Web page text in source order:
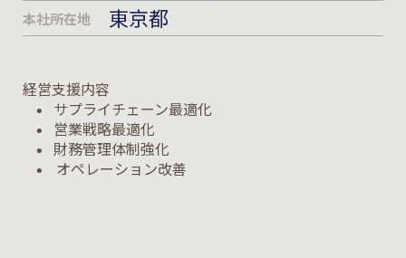
本社所在地 東京都
経営支援内容
• サプライチェーン最適化
• 営業戦略最適化
• 財務管理体制強化
• オペレーション改善